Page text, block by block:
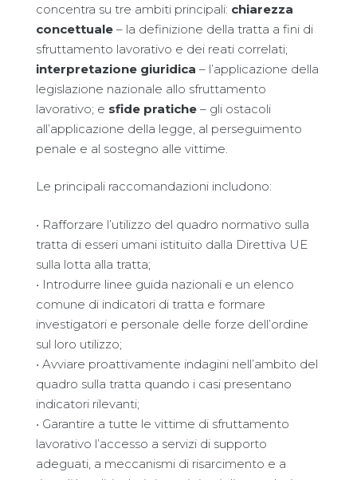
concentra su tre ambiti principali: chiarezza
concettuale – la definizione della tratta a fini di
sfruttamento lavorativo e dei reati correlati;
interpretazione giuridica – l’applicazione della
legislazione nazionale allo sfruttamento
lavorativo; e sfide pratiche – gli ostacoli
all’applicazione della legge, al perseguimento
penale e al sostegno alle vittime.
Le principali raccomandazioni includono:
• Rafforzare l’utilizzo del quadro normativo sulla
tratta di esseri umani istituito dalla Direttiva UE
sulla lotta alla tratta;
• Introdurre linee guida nazionali e un elenco
comune di indicatori di tratta e formare
investigatori e personale delle forze dell’ordine
sul loro utilizzo;
• Avviare proattivamente indagini nell’ambito del
quadro sulla tratta quando i casi presentano
indicatori rilevanti;
• Garantire a tutte le vittime di sfruttamento
lavorativo l’accesso a servizi di supporto
adeguati, a meccanismi di risarcimento e a